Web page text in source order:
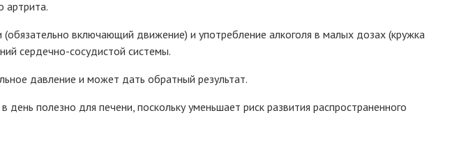
артрита.
включающий движение) и употребление алкоголя в малых дозах (кружка
сердечно-сосудистой системы.
давление и может дать обратный результат.
полезно для печени, поскольку уменьшает риск развития распространенного